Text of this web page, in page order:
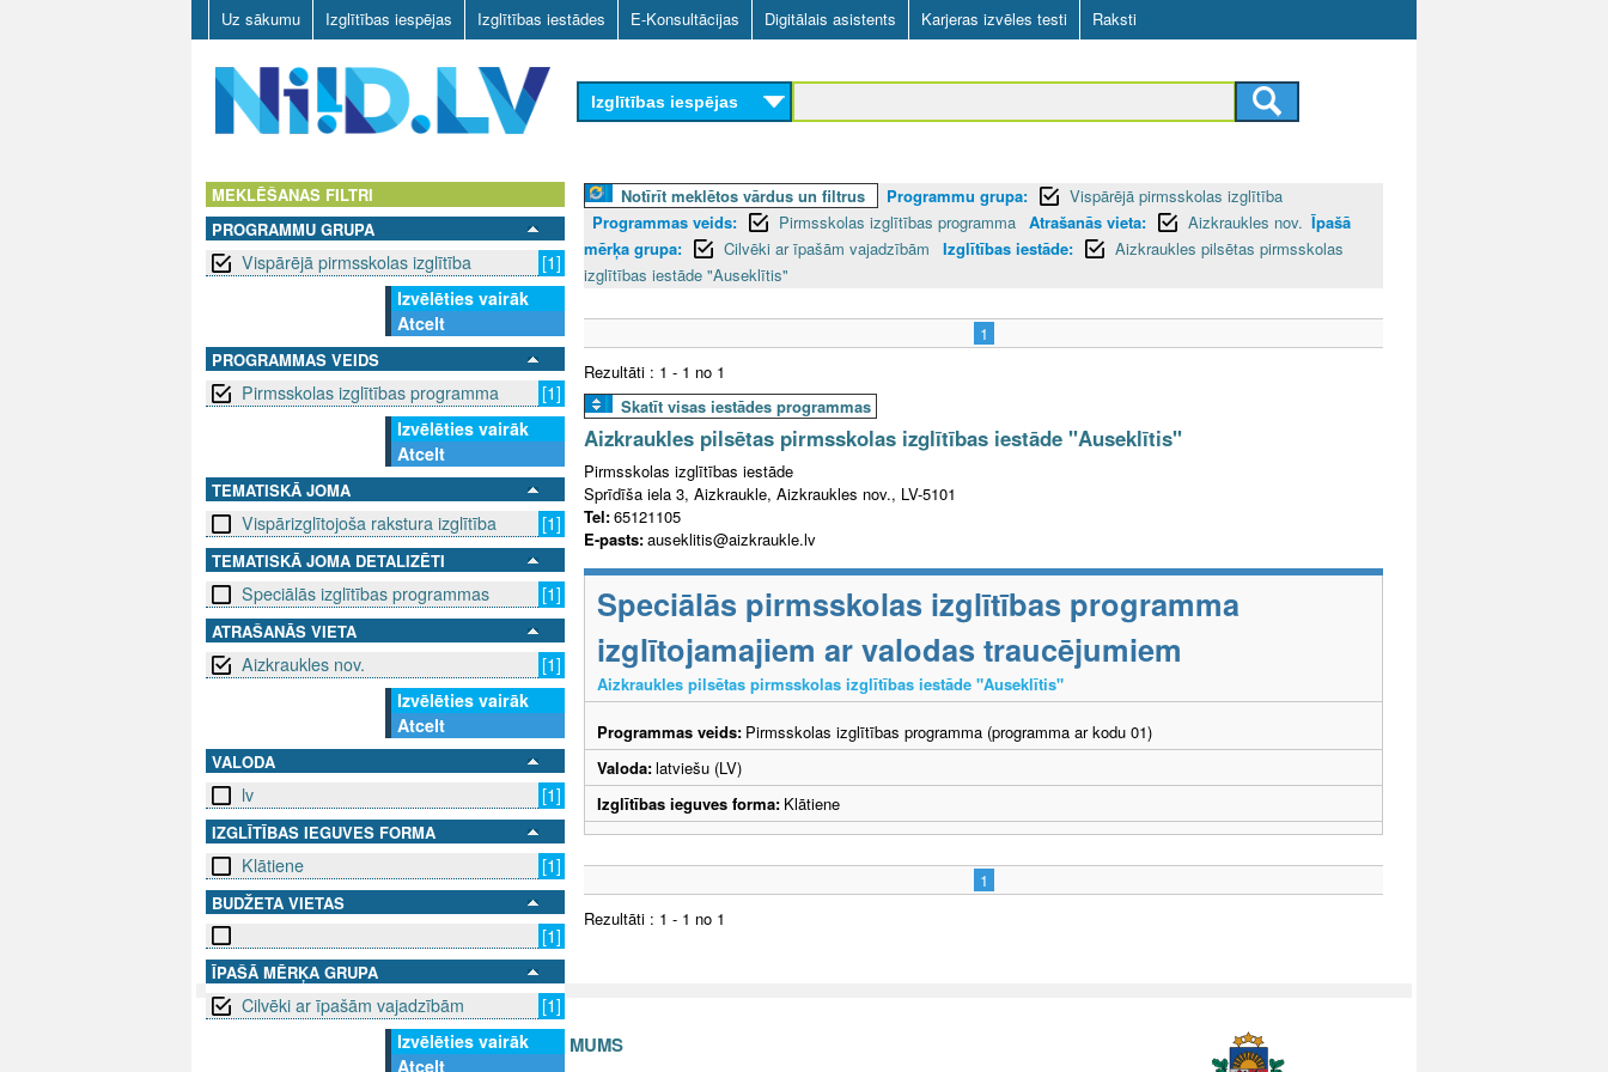
Skip
to
main
content
Uz sākumu Izglītības iespējas Izglītības iestādes E-Konsultācijas Digitālais asistents Karjeras izvēles testi Raksti
Izglītības iespējas
MEKLĒŠANAS FILTRI
PROGRAMMU GRUPA
Vispārējā pirmsskolas izglītība
[1]
Izvēlēties vairāk
Atcelt
PROGRAMMAS VEIDS
Pirmsskolas izglītības programma
[1]
Izvēlēties vairāk
Atcelt
TEMATISKĀ JOMA
Vispārizglītojoša rakstura izglītība [1]
TEMATISKĀ JOMA DETALIZĒTI
Speciālās izglītības programmas [1]
ATRAŠANĀS VIETA
Aizkraukles nov.
[1]
Izvēlēties vairāk
Atcelt
VALODA
lv [1]
IZGLĪTĪBAS IEGUVES FORMA
Klātiene [1]
BUDŽETA VIETAS
[1]
ĪPAŠĀ MĒRĶA GRUPA
Cilvēki ar īpašām vajadzībām
[1]
Izvēlēties vairāk
Atcelt
Notīrīt meklētos vārdus un filtrus Programmu grupa:
Vispārējā pirmsskolas izglītība
Programmas veids:
Pirmsskolas izglītības programma Atrašanās vieta: Aizkraukles nov. Īpašā
mērķa grupa:
Cilvēki ar īpašām vajadzībām Izglītības iestāde:
Aizkraukles pilsētas pirmsskolas
izglītības iestāde "Auseklītis"
1
Rezultāti : 1 - 1 no 1
Skatīt visas iestādes programmas
Aizkraukles pilsētas pirmsskolas izglītības iestāde "Auseklītis"
Pirmsskolas izglītības iestāde
Sprīdīša iela 3, Aizkraukle, Aizkraukles nov., LV-5101
Tel:65121105
E-pasts:auseklitis@aizkraukle.lv
Speciālās pirmsskolas izglītības programma
izglītojamajiem ar valodas traucējumiem
Aizkraukles pilsētas pirmsskolas izglītības iestāde "Auseklītis"
Programmas veids: Pirmsskolas izglītības programma (programma ar kodu 01)
Valoda:latviešu (LV)
Izglītības ieguves forma: Klātiene
1
Rezultāti : 1 - 1 no 1
SAZINIES AR MUMS